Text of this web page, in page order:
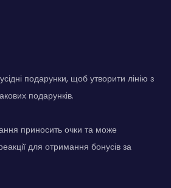
подарунки, щоб утворити лінію з
подарунків.
приносить очки та може
для отримання бонусів за